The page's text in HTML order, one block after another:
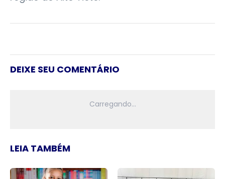
DEIXE SEU COMENTÁRIO
LEIA TAMBÉM